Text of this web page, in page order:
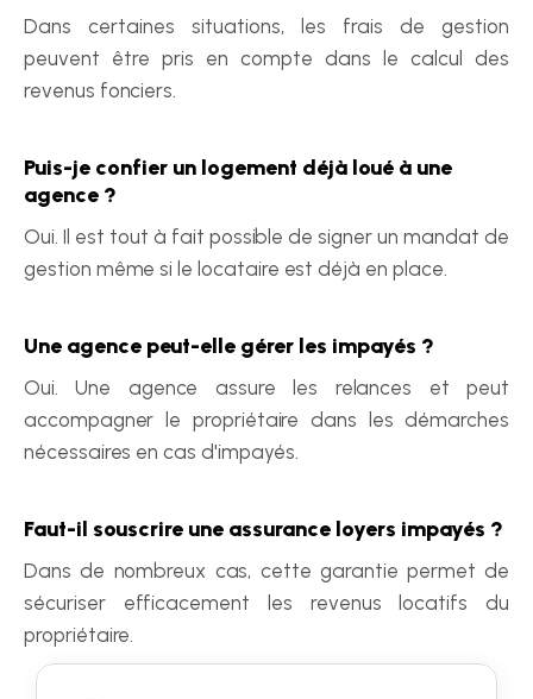
Dans certaines situations, les frais de gestion
peuvent être pris en compte dans le calcul des
revenus fonciers.
Puis-je confier un logement déjà loué à une
agence ?
Oui. Il est tout à fait possible de signer un mandat de
gestion même si le locataire est déjà en place.
Une agence peut-elle gérer les impayés ?
Oui. Une agence assure les relances et peut
accompagner le propriétaire dans les démarches
nécessaires en cas d'impayés.
Faut-il souscrire une assurance loyers impayés ?
Dans de nombreux cas, cette garantie permet de
sécuriser efficacement les revenus locatifs du
propriétaire.